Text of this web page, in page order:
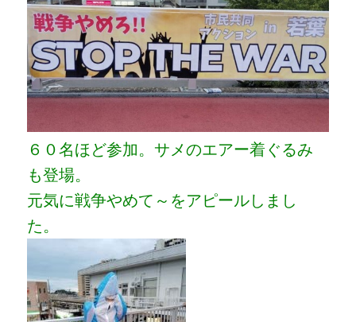
６０名ほど参加。サメのエアー着ぐるみ
も登場。
元気に戦争やめて～をアピールしまし
た。